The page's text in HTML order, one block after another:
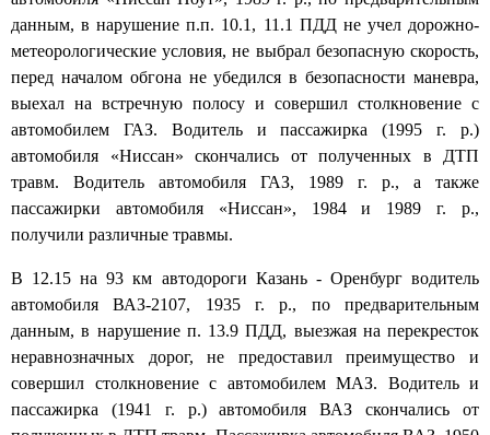
данным, в нарушение п.п. 10.1, 11.1 ПДД не учел дорожно-
метеорологические условия, не выбрал безопасную скорость,
перед началом обгона не убедился в безопасности маневра,
выехал на встречную полосу и совершил столкновение с
автомобилем ГАЗ. Водитель и пассажирка (1995 г. р.)
автомобиля «Ниссан» скончались от полученных в ДТП
травм. Водитель автомобиля ГАЗ, 1989 г. р., а также
пассажирки автомобиля «Ниссан», 1984 и 1989 г. р.,
получили различные травмы.
В 12.15 на 93 км автодороги Казань - Оренбург водитель
автомобиля ВАЗ-2107, 1935 г. р., по предварительным
данным, в нарушение п. 13.9 ПДД, выезжая на перекресток
неравнозначных дорог, не предоставил преимущество и
совершил столкновение с автомобилем МАЗ. Водитель и
пассажирка (1941 г. р.) автомобиля ВАЗ скончались от